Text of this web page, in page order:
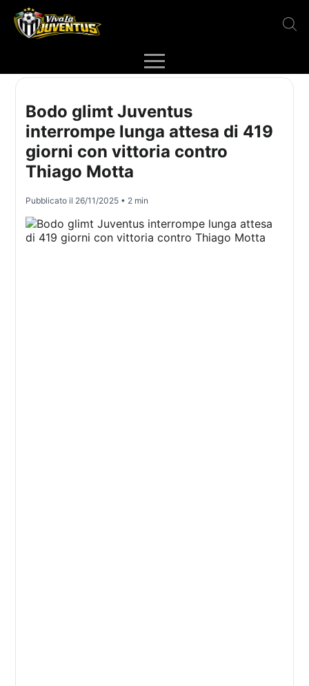
Bodo glimt Juventus
interrompe lunga attesa di 419
giorni con vittoria contro
Thiago Motta
Pubblicato il 26/11/2025 • 2 min